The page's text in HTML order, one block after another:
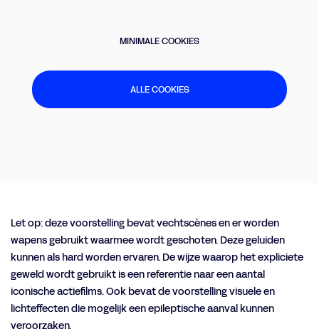
MINIMALE COOKIES
ALLE COOKIES
Let op: deze voorstelling bevat vechtscènes en er worden
wapens gebruikt waarmee wordt geschoten. Deze geluiden
kunnen als hard worden ervaren. De wijze waarop het expliciete
geweld wordt gebruikt is een referentie naar een aantal
iconische actiefilms. Ook bevat de voorstelling visuele en
lichteffecten die mogelijk een epileptische aanval kunnen
veroorzaken.